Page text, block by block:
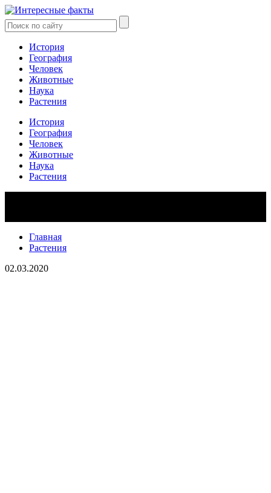
История
География
Человек
Животные
Наука
Растения
История
География
Человек
Животные
Наука
Растения
Главная
Растения
02.03.2020